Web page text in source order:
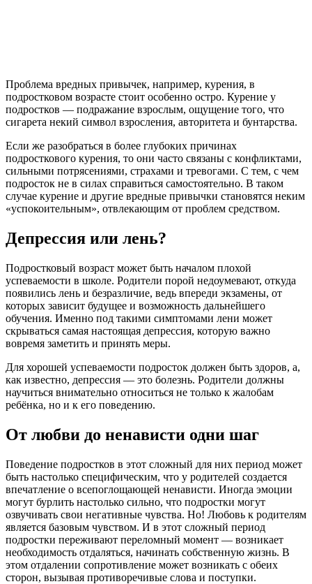
Проблема вредных привычек, например, курения, в
подростковом возрасте стоит особенно остро. Курение у
подростков — подражание взрослым, ощущение того, что
сигарета некий символ взросления, авторитета и бунтарства.
Если же разобраться в более глубоких причинах
подросткового курения, то они часто связаны с конфликтами,
сильными потрясениями, страхами и тревогами. С тем, с чем
подросток не в силах справиться самостоятельно. В таком
случае курение и другие вредные привычки становятся неким
«успокоительным», отвлекающим от проблем средством.
Депрессия или лень?
Подростковый возраст может быть началом плохой
успеваемости в школе. Родители порой недоумевают, откуда
появились лень и безразличие, ведь впереди экзамены, от
которых зависит будущее и возможность дальнейшего
обучения. Именно под такими симптомами лени может
скрываться самая настоящая депрессия, которую важно
вовремя заметить и принять меры.
Для хорошей успеваемости подросток должен быть здоров, а,
как известно, депрессия — это болезнь. Родители должны
научиться внимательно относиться не только к жалобам
ребёнка, но и к его поведению.
От любви до ненависти одни шаг
Поведение подростков в этот сложный для них период может
быть настолько специфическим, что у родителей создается
впечатление о всепоглощающей ненависти. Иногда эмоции
могут бурлить настолько сильно, что подростки могут
озвучивать свои негативные чувства. Но! Любовь к родителям
является базовым чувством. И в этот сложный период
подростки переживают переломный момент — возникает
необходимость отдаляться, начинать собственную жизнь. В
этом отдалении сопротивление может возникать с обеих
сторон, вызывая противоречивые слова и поступки.